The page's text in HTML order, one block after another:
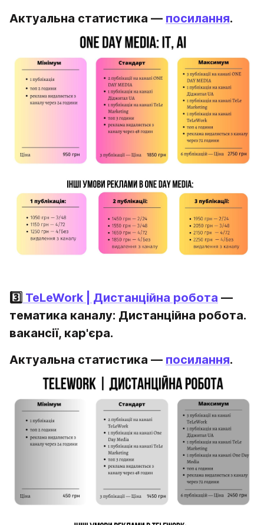
Актуальна статистика — посилання.
3️⃣ TeLeWork | Дистанційна робота —
тематика каналу: Дистанційна робота.
вакансії, кар'єра.
Актуальна статистика — посилання.